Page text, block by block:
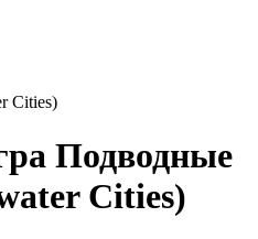
Cities)
Подводные
Cities)